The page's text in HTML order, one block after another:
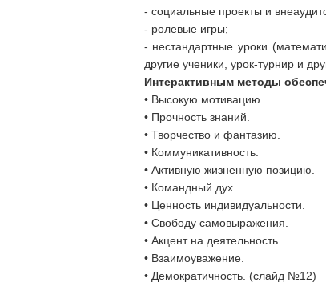
- социальные проекты и
- ролевые игры;
- нестандартные уроки
другие ученики, урок-турнир и
Интерактивным методы
• Высокую мотивацию.
• Прочность знаний.
• Творчество и фантазию.
• Коммуникативность.
• Активную жизненную позицию.
• Командный дух.
• Ценность индивидуальности.
• Свободу самовыражения.
• Акцент на деятельность.
• Взаимоуважение.
• Демократичность. (слайд №12)